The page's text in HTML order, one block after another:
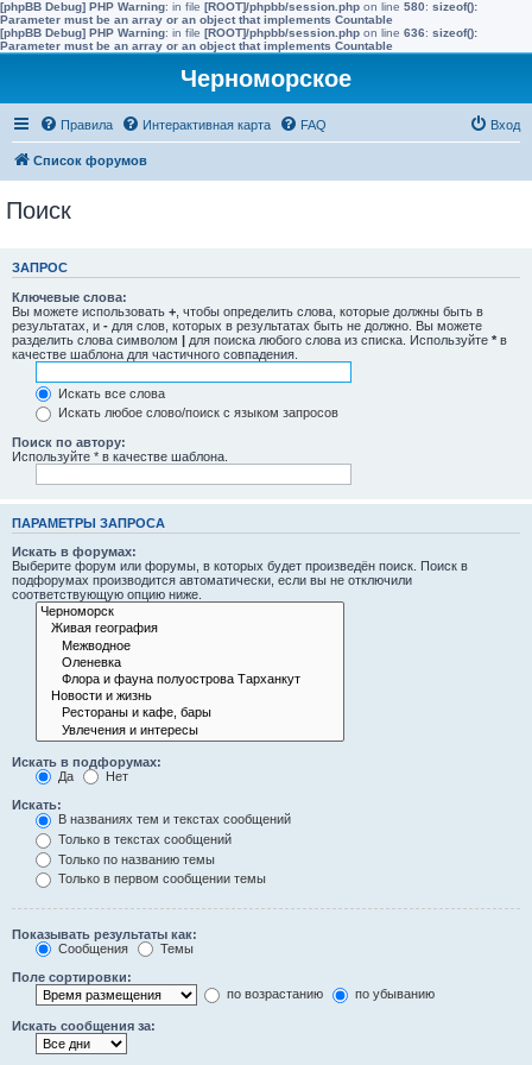
[phpBB Debug] PHP Warning: in file [ROOT]/phpbb/session.php on line 580: sizeof():
Parameter must be an array or an object that implements Countable
[phpBB Debug] PHP Warning: in file [ROOT]/phpbb/session.php on line 636: sizeof():
Parameter must be an array or an object that implements Countable
Черноморское
Правила Интерактивная карта FAQ Вход
Список форумов
Поиск
ЗАПРОС
Ключевые слова:
Вы можете использовать + , чтобы определить слова, которые должны быть в
результатах, и - для слов, которых в результатах быть не должно. Вы можете
разделить слова символом | для поиска любого слова из списка. Используйте * в
качестве шаблона для частичного совпадения.
Искать все слова
Искать любое слово/поиск с языком запросов
Поиск по автору:
Используйте * в качестве шаблона.
ПАРАМЕТРЫ ЗАПРОСА
Искать в форумах:
Выберите форум или форумы, в которых будет произведён поиск. Поиск в
подфорумах производится автоматически, если вы не отключили
соответствующую опцию ниже.
Искать в подфорумах:
Да
Нет
Искать:
В названиях тем и текстах сообщений
Только в текстах сообщений
Только по названию темы
Только в первом сообщении темы
Показывать результаты как:
Сообщения
Темы
Поле сортировки:
по возрастанию
по убыванию
Искать сообщения за: